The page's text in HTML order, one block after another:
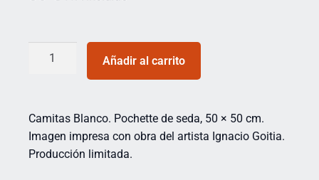
Añadir al carrito
Camitas Blanco. Pochette de seda, 50 × 50 cm.
Imagen impresa con obra del artista Ignacio Goitia.
Producción limitada.